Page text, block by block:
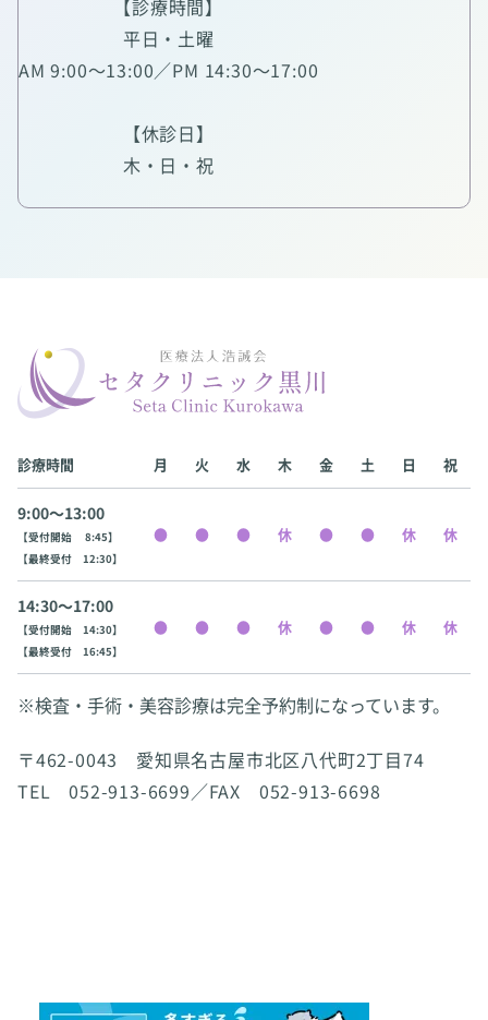
【診療時間】
平日・土曜
AM 9:00～13:00／PM 14:30～17:00
【休診日】
木・日・祝
診療時間 月 火 水 木 金 土 日 祝
9:00〜13:00
【受付開始 8:45】
【最終受付 12:30】
14:30〜17:00
【受付開始 14:30】
【最終受付 16:45】
※検査・手術・美容診療は完全予約制になっています。
〒462-0043 愛知県名古屋市北区八代町2丁目74
TEL 052-913-6699／FAX 052-913-6698